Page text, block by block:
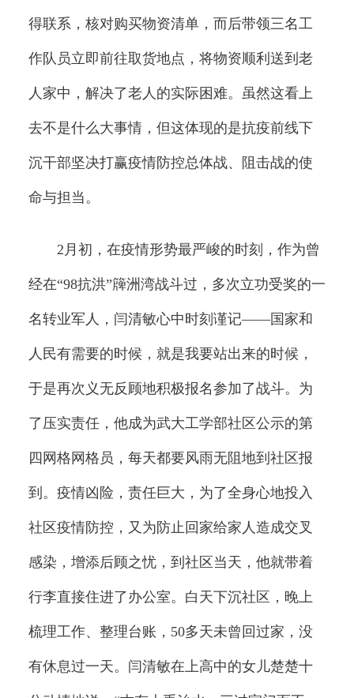
得联系，核对购买物资清单，而后带领三名工
作队员立即前往取货地点，将物资顺利送到老
人家中，解决了老人的实际困难。虽然这看上
去不是什么大事情，但这体现的是抗疫前线下
沉干部坚决打赢疫情防控总体战、阻击战的使
命与担当。
2月初，在疫情形势最严峻的时刻，作为曾
经在“98抗洪”簰洲湾战斗过，多次立功受奖的一
名转业军人，闫清敏心中时刻谨记——国家和
人民有需要的时候，就是我要站出来的时候，
于是再次义无反顾地积极报名参加了战斗。为
了压实责任，他成为武大工学部社区公示的第
四网格网格员，每天都要风雨无阻地到社区报
到。疫情凶险，责任巨大，为了全身心地投入
社区疫情防控，又为防止回家给家人造成交叉
感染，增添后顾之忧，到社区当天，他就带着
行李直接住进了办公室。白天下沉社区，晚上
梳理工作、整理台账，50多天未曾回过家，没
有休息过一天。闫清敏在上高中的女儿楚楚十